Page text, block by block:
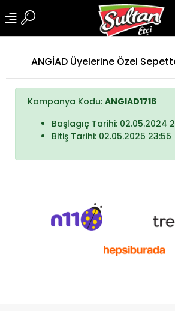
ANGİAD Üyelerine Özel
Kampanya Kodu: ANGIAD1716
Başlagıç Tarihi: 02.05.2024
Bitiş Tarihi: 02.05.2025 23:55